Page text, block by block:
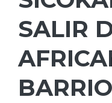
SALIR
BARRIO